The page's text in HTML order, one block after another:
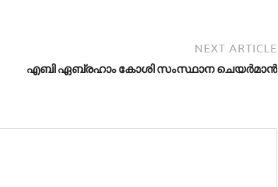
NEXT ARTICLE
എബി ഏബ്രഹാം കോശി സംസ്ഥാന ചെയർമാന്‍